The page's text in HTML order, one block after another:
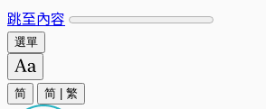
跳至內容
選單
简 简 繁